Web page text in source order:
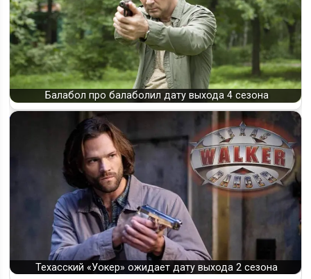
Балабол про балаболил дату выхода 4 сезона
Техасский «Уокер» ожидает дату выхода 2 сезона